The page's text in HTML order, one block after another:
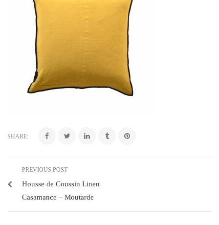
SHARE:
PREVIOUS POST
Housse de Coussin Linen
Casamance – Moutarde